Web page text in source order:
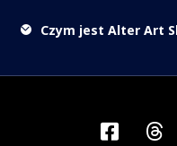
Czym jest Alter Art